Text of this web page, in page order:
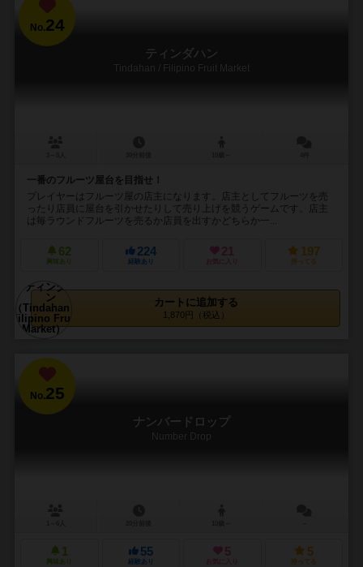
No.24
ティンダハン
Tindahan / Filipino Fruit Market
一番のフルーツ屋台を目指せ！
プレイヤーはフルーツ屋の店主になります。店主としてフルーツを売
ったり店員に屋台を引かせたりして売り上げを競うゲームです。店主
は毎ラウンドフルーツを売るか店員を出すかどちらか一...
62
興味あり
224
経験あり
21
お気に入り
197
持ってる
カートに追加する
1,870円（税込）
No.25
ナンバードロップ
Number Drop
1
興味あり
55
経験あり
5
お気に入り
5
持ってる